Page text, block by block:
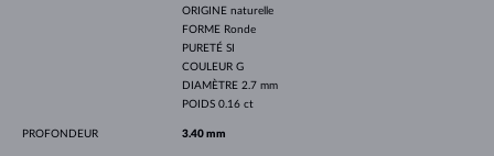
ORIGINE naturelle
FORME Ronde
PURETÉ SI
COULEUR G
DIAMÈTRE 2.7 mm
POIDS 0.16 ct
PROFONDEUR 3.40 mm